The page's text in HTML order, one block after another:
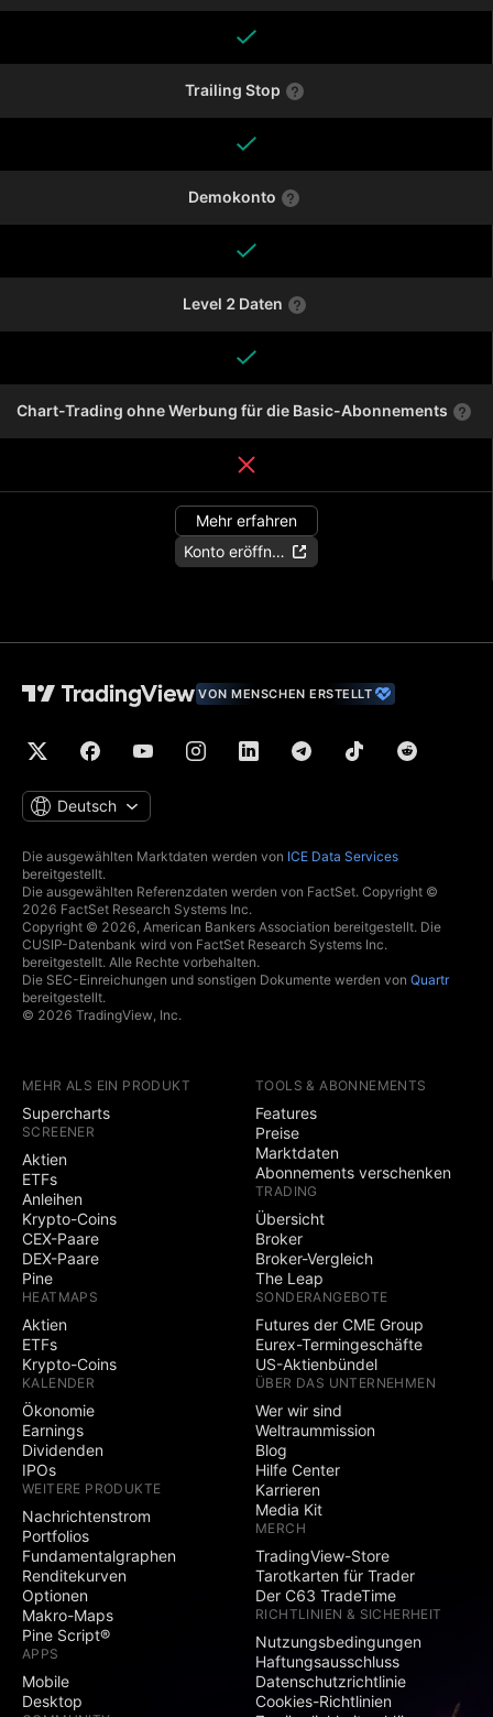
Trailing Stop
Demokonto
Level 2 Daten
Chart-Trading ohne Werbung für die Basic-Abonnements
Mehr erfahren
Konto eröffnen
VON MENSCHEN ERSTELLT
Deutsch
Die ausgewählten Marktdaten werden von ICE Data Services
bereitgestellt.
Die ausgewählten Referenzdaten werden von FactSet. Copyright ©
2026 FactSet Research Systems Inc.
Copyright © 2026, American Bankers Association bereitgestellt. Die
CUSIP-Datenbank wird von FactSet Research Systems Inc.
bereitgestellt. Alle Rechte vorbehalten.
Die SEC-Einreichungen und sonstigen Dokumente werden von Quartr
bereitgestellt.
© 2026 TradingView, Inc.
MEHR ALS EIN PRODUKT
Supercharts
SCREENER
Aktien
ETFs
Anleihen
Krypto-Coins
CEX-Paare
DEX-Paare
Pine
HEATMAPS
Aktien
ETFs
Krypto-Coins
KALENDER
Ökonomie
Earnings
Dividenden
IPOs
WEITERE PRODUKTE
Nachrichtenstrom
Portfolios
Fundamentalgraphen
Renditekurven
Optionen
Makro-Maps
Pine Script®
APPS
Mobile
Desktop
TOOLS & ABONNEMENTS
Features
Preise
Marktdaten
Abonnements verschenken
TRADING
Übersicht
Broker
Broker-Vergleich
The Leap
SONDERANGEBOTE
Futures der CME Group
Eurex-Termingeschäfte
US-Aktienbündel
ÜBER DAS UNTERNEHMEN
Wer wir sind
Weltraummission
Blog
Hilfe Center
Karrieren
Media Kit
MERCH
TradingView-Store
Tarotkarten für Trader
Der C63 TradeTime
RICHTLINIEN & SICHERHEIT
Nutzungsbedingungen
Haftungsausschluss
Datenschutzrichtlinie
Cookies-Richtlinien